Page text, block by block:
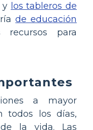
y los tableros de
de educación
para
a mayor
todos los días,
la vida. Las